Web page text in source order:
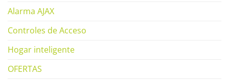
Alarma AJAX
Controles de Acceso
Hogar inteligente
OFERTAS